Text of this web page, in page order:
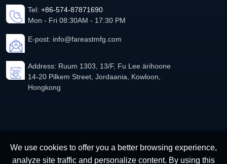
Tel: +86-574-87871690
Mon - Fri 08:30AM - 17:30 PM
E-post: info@fareastmfg.com
Address: Ruum 1303, 13/F, Fu Lee ärihoone
14-20 Pilkem Street, Jordaania, Kowloon,
Hongkong
We use cookies to offer you a better browsing experience,
analyze site traffic and personalize content. By using this